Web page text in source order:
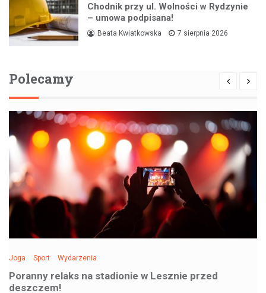
Chodnik przy ul. Wolności w Rydzynie
– umowa podpisana!
Beata Kwiatkowska 7 sierpnia 2026
Polecamy
Joga Sport Wydarzenia
Poranny relaks na stadionie w Lesznie przed
deszczem!